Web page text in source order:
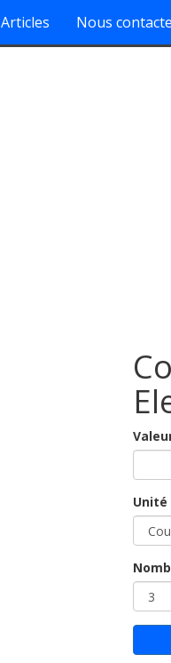
Articles Nous
Unité